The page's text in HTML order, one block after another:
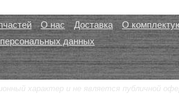
О нас Доставка
О
данных
характер и не является публичной